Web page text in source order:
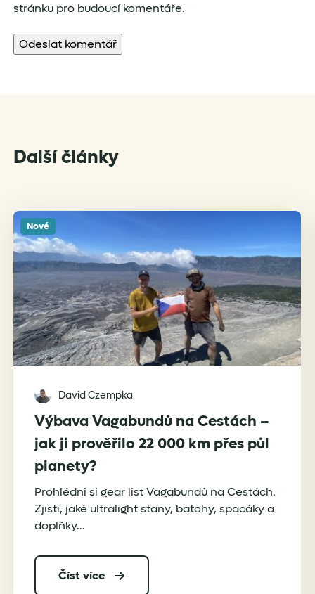
stránku pro budoucí komentáře.
Další články
Nové
David Czempka
Výbava Vagabundů na Cestách –
jak ji prověřilo 22 000 km přes půl
planety?
Prohlédni si gear list Vagabundů na Cestách.
Zjisti, jaké ultralight stany, batohy, spacáky a
doplňky…
Číst více